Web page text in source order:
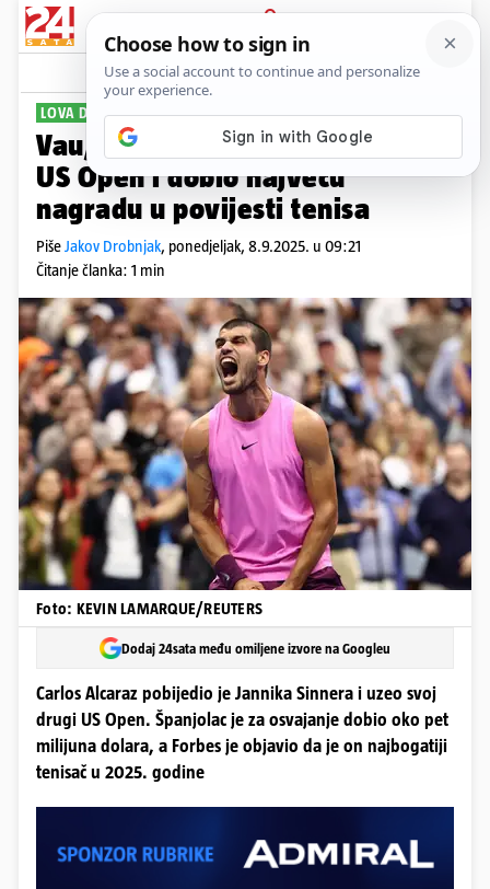
PRIJAVA
Sport Komentari
LOVA DO KROVA
Vau, koja cifra! Alcaraz osvojio
US Open i dobio najveću
nagradu u povijesti tenisa
PišeJakov Drobnjak, ponedjeljak, 8.9.2025. u 09:21
Čitanje članka: 1 min
Foto: KEVIN LAMARQUE/REUTERS
Dodaj 24sata među omiljene izvore na Googleu
Carlos Alcaraz pobijedio je Jannika Sinnera i uzeo svoj
drugi US Open. Španjolac je za osvajanje dobio oko pet
milijuna dolara, a Forbes je objavio da je on najbogatiji
tenisač u 2025. godine